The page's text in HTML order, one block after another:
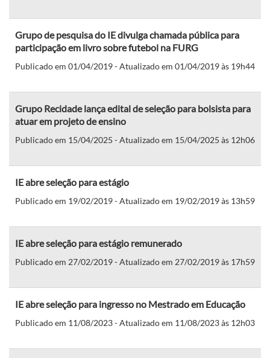
Grupo de pesquisa do IE divulga chamada pública para
participação em livro sobre futebol na FURG
Publicado em 01/04/2019 - Atualizado em 01/04/2019 às 19h44
Grupo Recidade lança edital de seleção para bolsista para
atuar em projeto de ensino
Publicado em 15/04/2025 - Atualizado em 15/04/2025 às 12h06
IE abre seleção para estágio
Publicado em 19/02/2019 - Atualizado em 19/02/2019 às 13h59
IE abre seleção para estágio remunerado
Publicado em 27/02/2019 - Atualizado em 27/02/2019 às 17h59
IE abre seleção para ingresso no Mestrado em Educação
Publicado em 11/08/2023 - Atualizado em 11/08/2023 às 12h03